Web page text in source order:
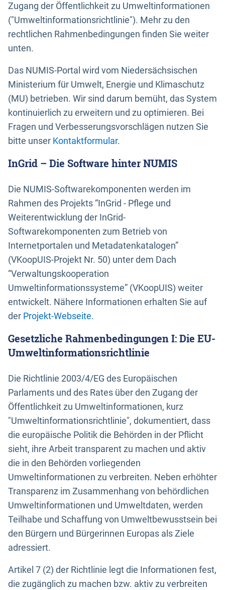
Zugang der Öffentlichkeit zu Umweltinformationen
("Umweltinformationsrichtlinie"). Mehr zu den
rechtlichen Rahmenbedingungen finden Sie weiter
unten.
Das NUMIS-Portal wird vom Niedersächsischen
Ministerium für Umwelt, Energie und Klimaschutz
(MU) betrieben. Wir sind darum bemüht, das System
kontinuierlich zu erweitern und zu optimieren. Bei
Fragen und Verbesserungsvorschlägen nutzen Sie
bitte unser Kontaktformular.
InGrid – Die Software hinter NUMIS
Die NUMIS-Softwarekomponenten werden im
Rahmen des Projekts “InGrid - Pflege und
Weiterentwicklung der InGrid-
Softwarekomponenten zum Betrieb von
Internetportalen und Metadatenkatalogen”
(VKoopUIS-Projekt Nr. 50) unter dem Dach
“Verwaltungskooperation
Umweltinformationssysteme” (VKoopUIS) weiter
entwickelt. Nähere Informationen erhalten Sie auf
der Projekt-Webseite.
Gesetzliche Rahmenbedingungen I: Die EU-
Umweltinformationsrichtlinie
Die Richtlinie 2003/4/EG des Europäischen
Parlaments und des Rates über den Zugang der
Öffentlichkeit zu Umweltinformationen, kurz
"Umweltinformationsrichtlinie", dokumentiert, dass
die europäische Politik die Behörden in der Pflicht
sieht, ihre Arbeit transparent zu machen und aktiv
die in den Behörden vorliegenden
Umweltinformationen zu verbreiten. Neben erhöhter
Transparenz im Zusammenhang von behördlichen
Umweltinformationen und Umweltdaten, werden
Teilhabe und Schaffung von Umweltbewusstsein bei
den Bürgern und Bürgerinnen Europas als Ziele
adressiert.
Artikel 7 (2) der Richtlinie legt die Informationen fest,
die zugänglich zu machen bzw. aktiv zu verbreiten